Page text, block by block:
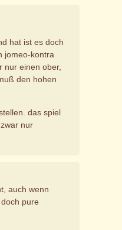
hat ist es doch
jomeo-kontra
nur einen ober,
den hohen
das spiel
nur
auch wenn
pure